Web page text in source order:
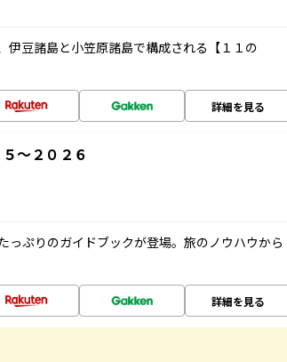
伊豆諸島と小笠原諸島で構成される【１１の
詳細を見る
～２０２６
っぷりのガイドブックが登場。旅のノウハウから
詳細を見る